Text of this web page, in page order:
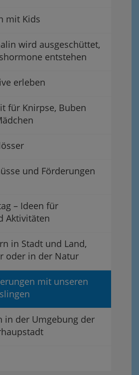
mit Kids
wird ausgeschüttet,
entstehen
erleben
für Knirpse, Buben
und Förderungen
– Ideen für
Aktivitäten
in Stadt und Land,
oder in der Natur
mit unseren
in der Umgebung der